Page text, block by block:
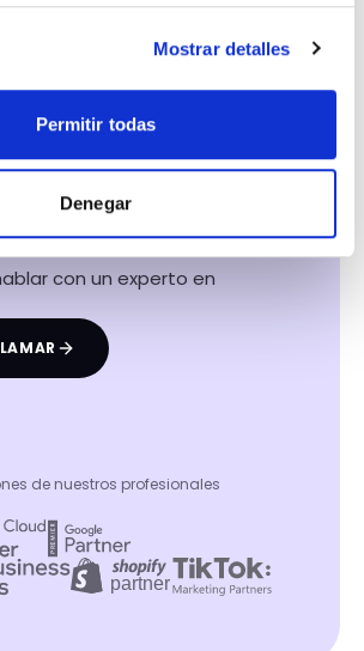
Mostrar detalles
Permitir todas
Denegar
que tu
crezca con el
digital
con un experto en
de nuestros profesionales